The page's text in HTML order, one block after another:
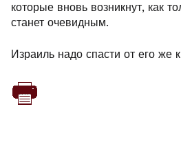
которые вновь возникнут, как
станет очевидным.
Израиль надо спасти от его же